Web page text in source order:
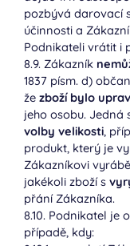
pozbývá darovací
účinnosti a
Podnikateli vrátit i
8.9. Zákazník
1837 písm. d)
že zboží bylo
jeho osobu. Jedná
volby velikosti,
produkt, který je
Zákazníkovi
jakékoli zboží s
přání Zákazníka.
8.10. Podnikatel je
případě, kdy: